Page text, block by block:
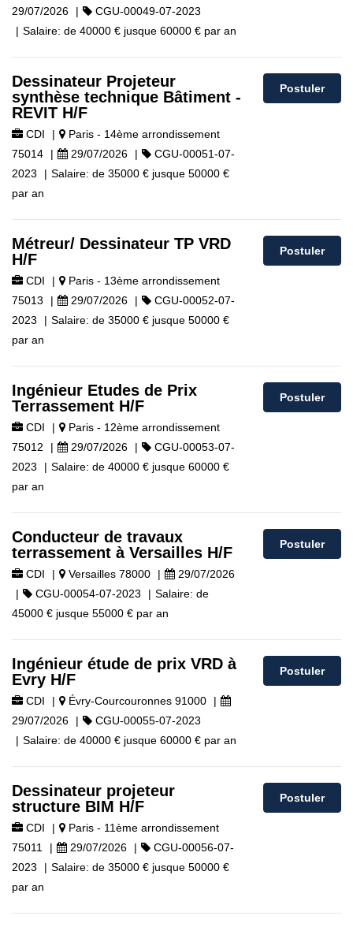
29/07/2026
|
CGU-00049-07-2023
| Salaire: de 40000 € jusque 60000 € par an
Dessinateur Projeteur
synthèse technique Bâtiment -
REVIT H/F
CDI |
Paris - 14ème arrondissement
75014
| 29/07/2026 |
CGU-00051-07-
2023
| Salaire: de 35000 € jusque 50000 €
par an
Postuler
Métreur/ Dessinateur TP VRD
H/F
CDI |
Paris - 13ème arrondissement
75013
| 29/07/2026 |
CGU-00052-07-
2023
| Salaire: de 35000 € jusque 50000 €
par an
Postuler
Ingénieur Etudes de Prix
Terrassement H/F
CDI |
Paris - 12ème arrondissement
75012
| 29/07/2026 |
CGU-00053-07-
2023
| Salaire: de 40000 € jusque 60000 €
par an
Postuler
Conducteur de travaux
terrassement à Versailles H/F
CDI | Versailles 78000 |
29/07/2026
|
CGU-00054-07-2023 | Salaire: de
45000 € jusque 55000 € par an
Postuler
Ingénieur étude de prix VRD à
Evry H/F
CDI | Évry-Courcouronnes 91000
|
29/07/2026
|
CGU-00055-07-2023
| Salaire: de 40000 € jusque 60000 € par an
Postuler
Dessinateur projeteur
structure BIM H/F
CDI |
Paris - 11ème arrondissement
75011
| 29/07/2026 |
CGU-00056-07-
2023
| Salaire: de 35000 € jusque 50000 €
par an
Postuler